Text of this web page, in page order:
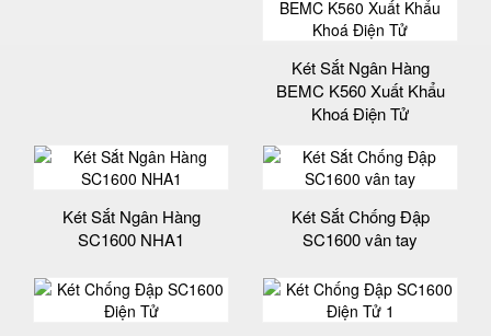
Két Sắt Ngân Hàng
BEMC K560 Xuất Khẩu
Khoá Điện Tử
Két Sắt Ngân Hàng
SC1600 NHA1
Két Sắt Chống Đập
SC1600 vân tay